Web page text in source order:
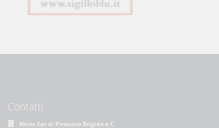
Contatti
Akros Sas di Pirovano Brigida e C.